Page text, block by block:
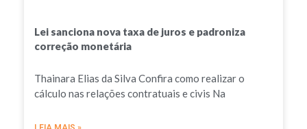
Lei sanciona nova taxa de juros e padroniza
correção monetária
Thainara Elias da Silva Confira como realizar o
cálculo nas relações contratuais e civis Na